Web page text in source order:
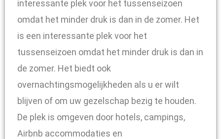
interessante plek voor het tussenseizoen
omdat het minder druk is dan in de zomer. Het
is een interessante plek voor het
tussenseizoen omdat het minder druk is dan in
de zomer. Het biedt ook
overnachtingsmogelijkheden als u er wilt
blijven of om uw gezelschap bezig te houden.
De plek is omgeven door hotels, campings,
Airbnb accommodaties en